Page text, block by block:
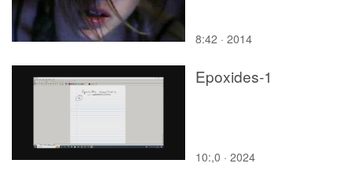
8:42 · 2014
Epoxides-1
10:,0 · 2024